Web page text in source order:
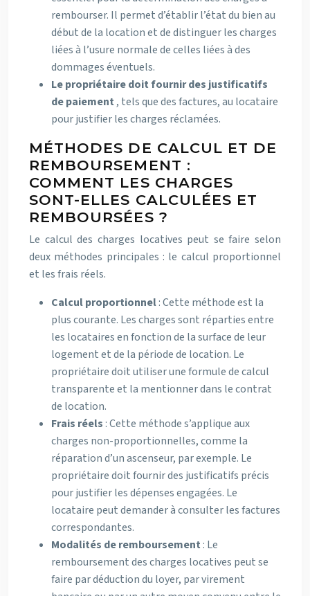
rembourser. Il permet d’établir l’état du bien au
début de la location et de distinguer les charges
liées à l’usure normale de celles liées à des
dommages éventuels.
Le propriétaire doit fournir des justificatifs
de paiement , tels que des factures, au locataire
pour justifier les charges réclamées.
MÉTHODES DE CALCUL ET DE
REMBOURSEMENT :
COMMENT LES CHARGES
SONT-ELLES CALCULÉES ET
REMBOURSÉES ?
Le calcul des charges locatives peut se faire selon
deux méthodes principales : le calcul proportionnel
et les frais réels.
Calcul proportionnel: Cette méthode est la
plus courante. Les charges sont réparties entre
les locataires en fonction de la surface de leur
logement et de la période de location. Le
propriétaire doit utiliser une formule de calcul
transparente et la mentionner dans le contrat
de location.
Frais réels : Cette méthode s’applique aux
charges non-proportionnelles, comme la
réparation d’un ascenseur, par exemple. Le
propriétaire doit fournir des justificatifs précis
pour justifier les dépenses engagées. Le
locataire peut demander à consulter les factures
correspondantes.
Modalités de remboursement : Le
remboursement des charges locatives peut se
faire par déduction du loyer, par virement